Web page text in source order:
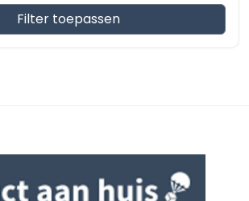
Filter toepassen